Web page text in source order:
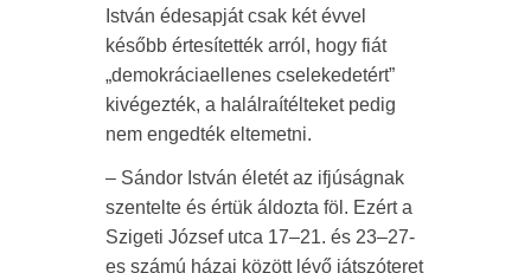
István édesapját csak két évvel
később értesítették arról, hogy fiát
„demokráciaellenes cselekedetért”
kivégezték, a halálraítélteket pedig
nem engedték eltemetni.
– Sándor István életét az ifjúságnak
szentelte és értük áldozta föl. Ezért a
Szigeti József utca 17–21. és 23–27-
es számú házai között lévő játszóteret